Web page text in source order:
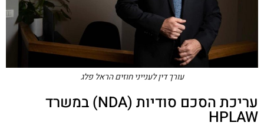
עורך דין לענייני חוזים הראל פלג
עריכת הסכם סודיות (NDA) במשרד
HPLAW